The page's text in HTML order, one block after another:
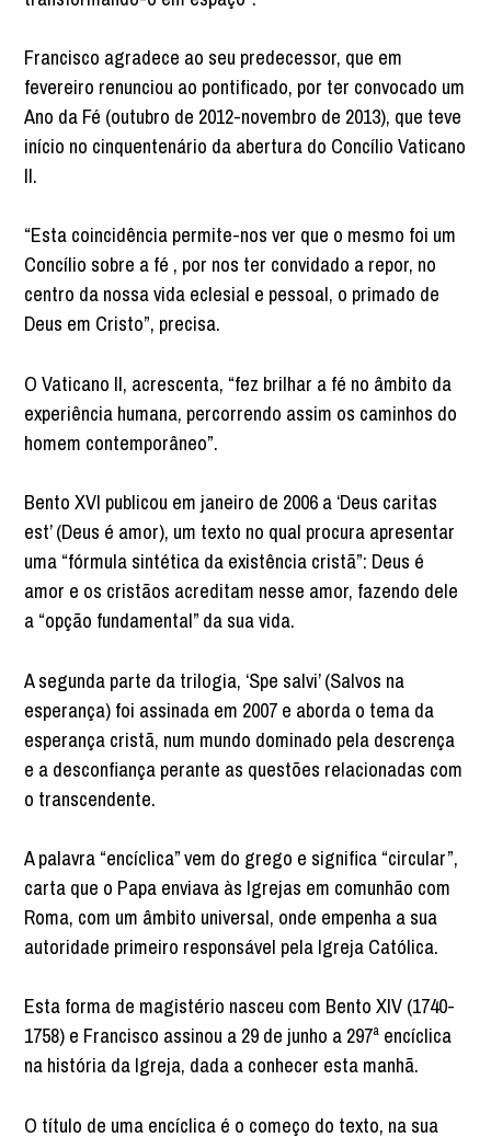
Francisco agradece ao seu predecessor, que em
fevereiro renunciou ao pontificado, por ter convocado um
Ano da Fé (outubro de 2012-novembro de 2013), que teve
início no cinquentenário da abertura do Concílio Vaticano
II.
“Esta coincidência permite-nos ver que o mesmo foi um
Concílio sobre a fé , por nos ter convidado a repor, no
centro da nossa vida eclesial e pessoal, o primado de
Deus em Cristo”, precisa.
O Vaticano II, acrescenta, “fez brilhar a fé no âmbito da
experiência humana, percorrendo assim os caminhos do
homem contemporâneo”.
Bento XVI publicou em janeiro de 2006 a ‘Deus caritas
est’ (Deus é amor), um texto no qual procura apresentar
uma “fórmula sintética da existência cristã”: Deus é
amor e os cristãos acreditam nesse amor, fazendo dele
a “opção fundamental” da sua vida.
A segunda parte da trilogia, ‘Spe salvi’ (Salvos na
esperança) foi assinada em 2007 e aborda o tema da
esperança cristã, num mundo dominado pela descrença
e a desconfiança perante as questões relacionadas com
o transcendente.
A palavra “encíclica” vem do grego e significa “circular”,
carta que o Papa enviava às Igrejas em comunhão com
Roma, com um âmbito universal, onde empenha a sua
autoridade primeiro responsável pela Igreja Católica.
Esta forma de magistério nasceu com Bento XIV (1740-
1758) e Francisco assinou a 29 de junho a 297ª encíclica
na história da Igreja, dada a conhecer esta manhã.
O título de uma encíclica é o começo do texto, na sua